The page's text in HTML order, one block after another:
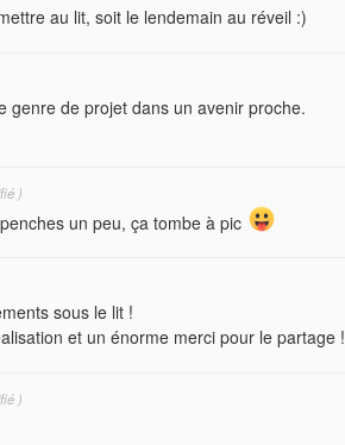
au lit, soit le lendemain au réveil :)
genre de projet dans un avenir proche.
)
un peu, ça tombe à pic
sous le lit !
et un énorme merci pour le partage !
)